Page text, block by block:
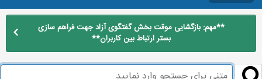
**مهم: بازگشایی موقت بخش گفتگوی آزاد جهت فراهم سازی
بستر ارتباط بین کاربران**